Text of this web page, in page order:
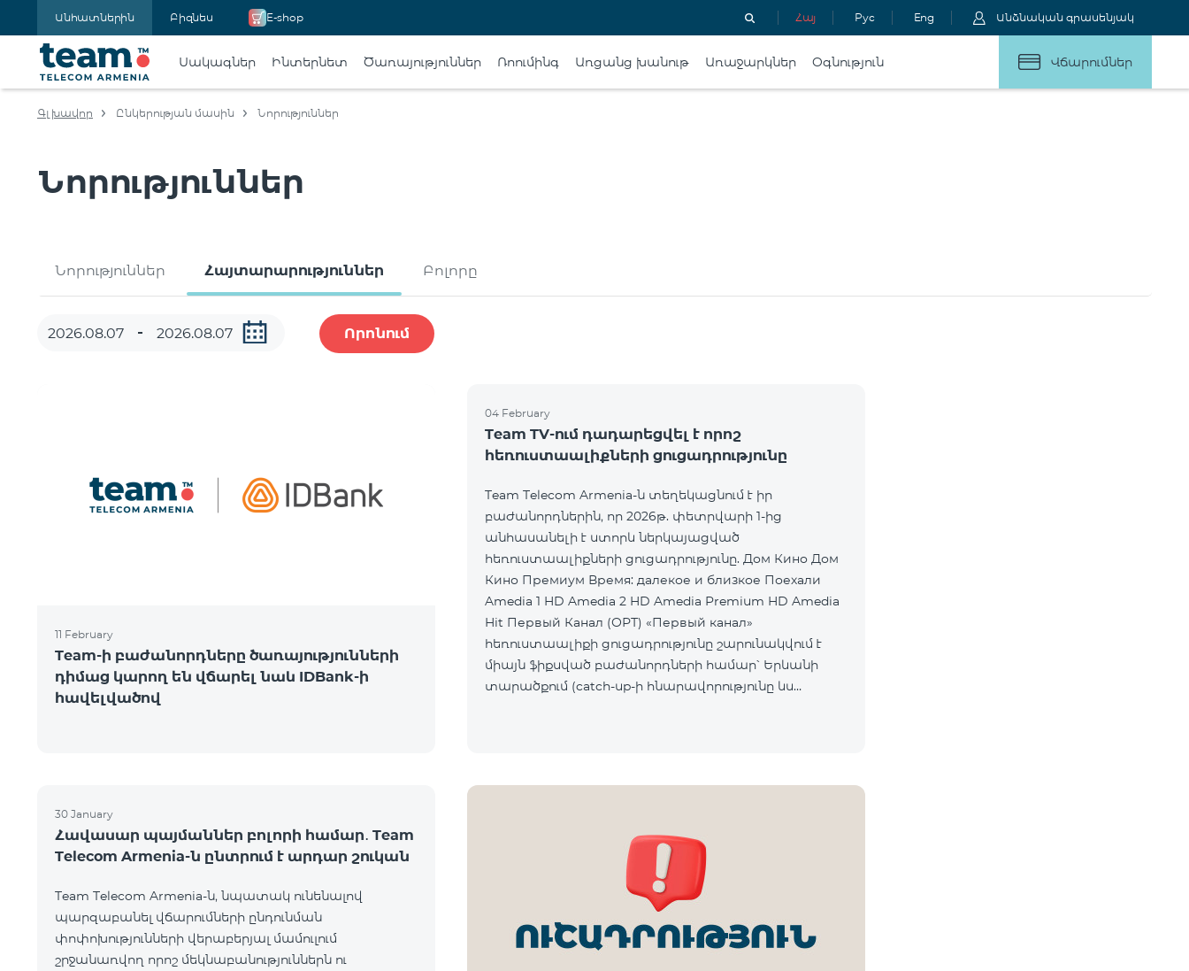
Անհատներին Բիզնես E-shop Հայ Рус Eng Անձնական գրասենյակ
Սակագներ Ինտերնետ Ծառայություններ Ռոումինգ Առցանց խանութ Առաջարկներ Օգնություն Վճարումներ
Գլխավոր Ընկերության մասին Նորություններ
Նորություններ
Նորություններ Հայտարարություններ Բոլորը
Որոնում
11 February
Team-ի բաժանորդները ծառայությունների
դիմաց կարող են վճարել նաև IDBank-ի
հավելվածով
04 February
Team TV-ում դադարեցվել է որոշ
հեռուստաալիքների ցուցադրությունը
Team Telecom Armenia-ն տեղեկացնում է իր
բաժանորդներին, որ 2026թ. փետրվարի 1-ից
անհասանելի է ստորև ներկայացված
հեռուստաալիքների ցուցադրությունը. Дом Кино Дом
Кино Премиум Время: далекое и близкое Поехали
Amedia 1 HD Amedia 2 HD Amedia Premium HD Amedia
Hit Первый Канал (ОРТ) «Первый канал»
հեռուստաալիքի ցուցադրությունը շարունակվում է
միայն ֆիքսված բաժանորդների համար՝ Երևանի
տարածքում (catch-up-ի հնարավորությունը ևս
30 January
Հավասար պայմաններ բոլորի համար․ Team
Telecom Armenia-ն ընտրում է արդար շուկան
Team Telecom Armenia-ն, նպատակ ունենալով
պարզաբանել վճարումների ընդունման
փոփոխությունների վերաբերյալ մամուլում
շրջանառվող որոշ մեկնաբանություններն ու